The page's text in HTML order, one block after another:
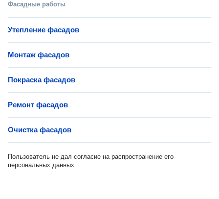
Фасадные работы
Утепление фасадов
Монтаж фасадов
Покраска фасадов
Ремонт фасадов
Очистка фасадов
Пользователь не дал согласие на распространение его
персональных данных